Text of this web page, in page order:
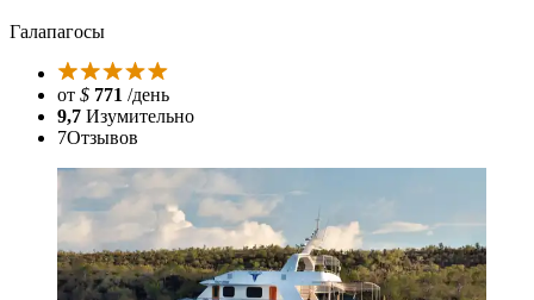
Галапагосы
от $ 771 /день
9,7 Изумительно
7Отзывов